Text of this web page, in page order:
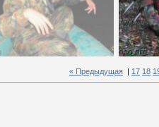
« Предыдущая 17 18